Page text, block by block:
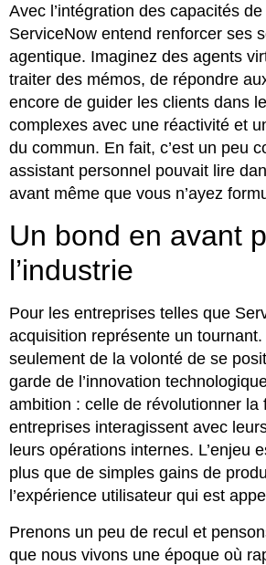
Avec l’intégration des capacités
ServiceNow entend renforcer ses
agentique. Imaginez des agents
traiter des mémos, de répondre
encore de guider les clients dans
complexes avec une réactivité et
du commun. En fait, c’est un peu
assistant personnel pouvait lire
avant même que vous n’ayez
Un bond en avant
l’industrie
Pour les entreprises telles que
acquisition représente un
seulement de la volonté de se
garde de l’innovation
ambition : celle de révolutionner la
entreprises interagissent avec
leurs opérations internes. L’enjeu
plus que de simples gains de
l’expérience utilisateur qui est
Prenons un peu de recul et
que nous vivons une époque où